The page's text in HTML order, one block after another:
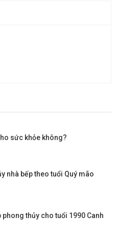
sức khỏe không?
nhà bếp theo tuổi Quý mão
phong thủy cho tuổi 1990 Canh